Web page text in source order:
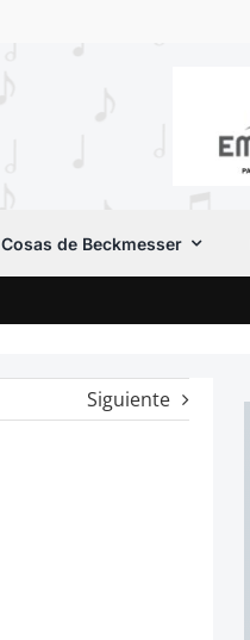
Cosas de Beckmesser
Siguiente